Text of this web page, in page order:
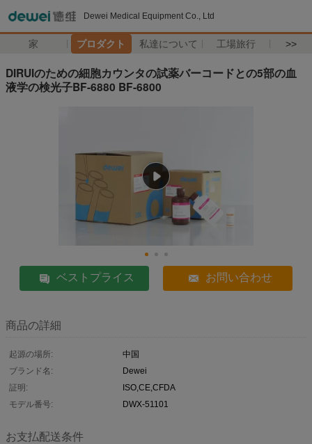
Dewei Medical Equipment Co., Ltd
家 プロダクト 私達について 工場旅行 >>
DIRUIのための細胞カウンタの試薬バーコードとの5部の血
液学の検光子BF-6880 BF-6800
ベストプライス お問い合わせ
商品の詳細
起源の場所:
中国
ブランド名:
Dewei
証明:
ISO,CE,CFDA
モデル番号:
DWX-51101
お支払配送条件